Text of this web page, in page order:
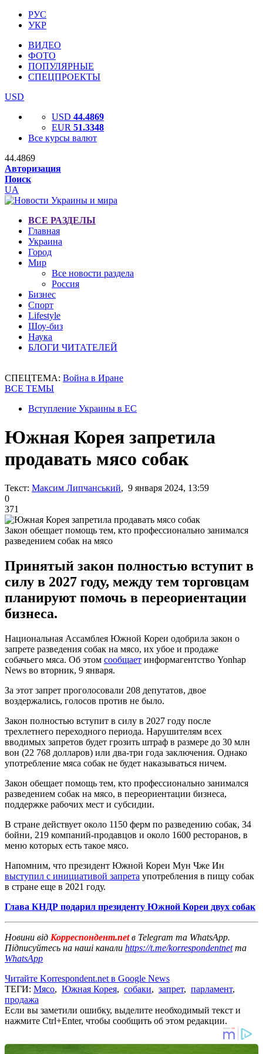
РУС
УКР
ВИДЕО
ФОТО
ПОПУЛЯРНЫЕ
СПЕЦПРОЕКТЫ
USD
USD 44.4869
EUR 51.3348
Все курсы валют
44.4869
Авторизация
Поиск
UA
ВСЕ РАЗДЕЛЫ
Главная
Украина
Город
Мир
Все новости раздела
Россия
Бизнес
Спорт
Lifestyle
Шоу-биз
Наука
БЛОГИ ЧИТАТЕЛЕЙ
СПЕЦТЕМА: Война в Иране
ВСЕ ТЕМЫ
Вступление Украины в ЕС
Южная Корея запретила
продавать мясо собак
Текст: Максим Липчанський, 9 января 2024, 13:59
0
371
Закон обещает помощь тем, кто профессионально занимался
разведением собак на мясо
Принятый закон полностью вступит в
силу в 2027 году, между тем торговцам
планируют помочь в переориентации
бизнеса.
Национальная Ассамблея Южной Кореи одобрила закон о
запрете разведения собак на мясо, их убое и продаже
собачьего мяса. Об этом сообщает информагентство Yonhap
News во вторник, 9 января.
За этот запрет проголосовали 208 депутатов, двое
воздержались, голосов против не было.
Закон полностью вступит в силу в 2027 году после
трехлетнего переходного периода. Нарушителям всех
вводимых запретов будет грозить штраф в размере до 30 млн
вон (22 768 долларов) или два-три года заключения. Однако
употребление мяса собак не будет наказываться ничем.
Закон обещает помощь тем, кто профессионально занимался
разведением собак на мясо, в переориентации бизнеса,
поддержке рабочих мест и субсидии.
В стране действует около 1150 ферм по разведению собак, 34
бойни, 219 компаний-продавцов и около 1600 ресторанов, в
меню которых есть такое мясо.
Напомним, что президент Южной Кореи Мун Чже Ин
выступил с инициативой запрета употребления в пищу собак
в стране еще в 2021 году.
Глава КНДР подарил президенту Южной Кореи двух собак
Новини від Корреспондент.netв Telegram та WhatsApp.
Підписуйтесь на наші канали https://t.me/korrespondentnetта
WhatsApp
Читайте Korrespondent.net в Google News
ТЕГИ: Мясо, Южная Корея, собаки, запрет, парламент,
продажа
Если вы заметили ошибку, выделите необходимый текст и
нажмите Ctrl+Enter, чтобы сообщить об этом редакции.